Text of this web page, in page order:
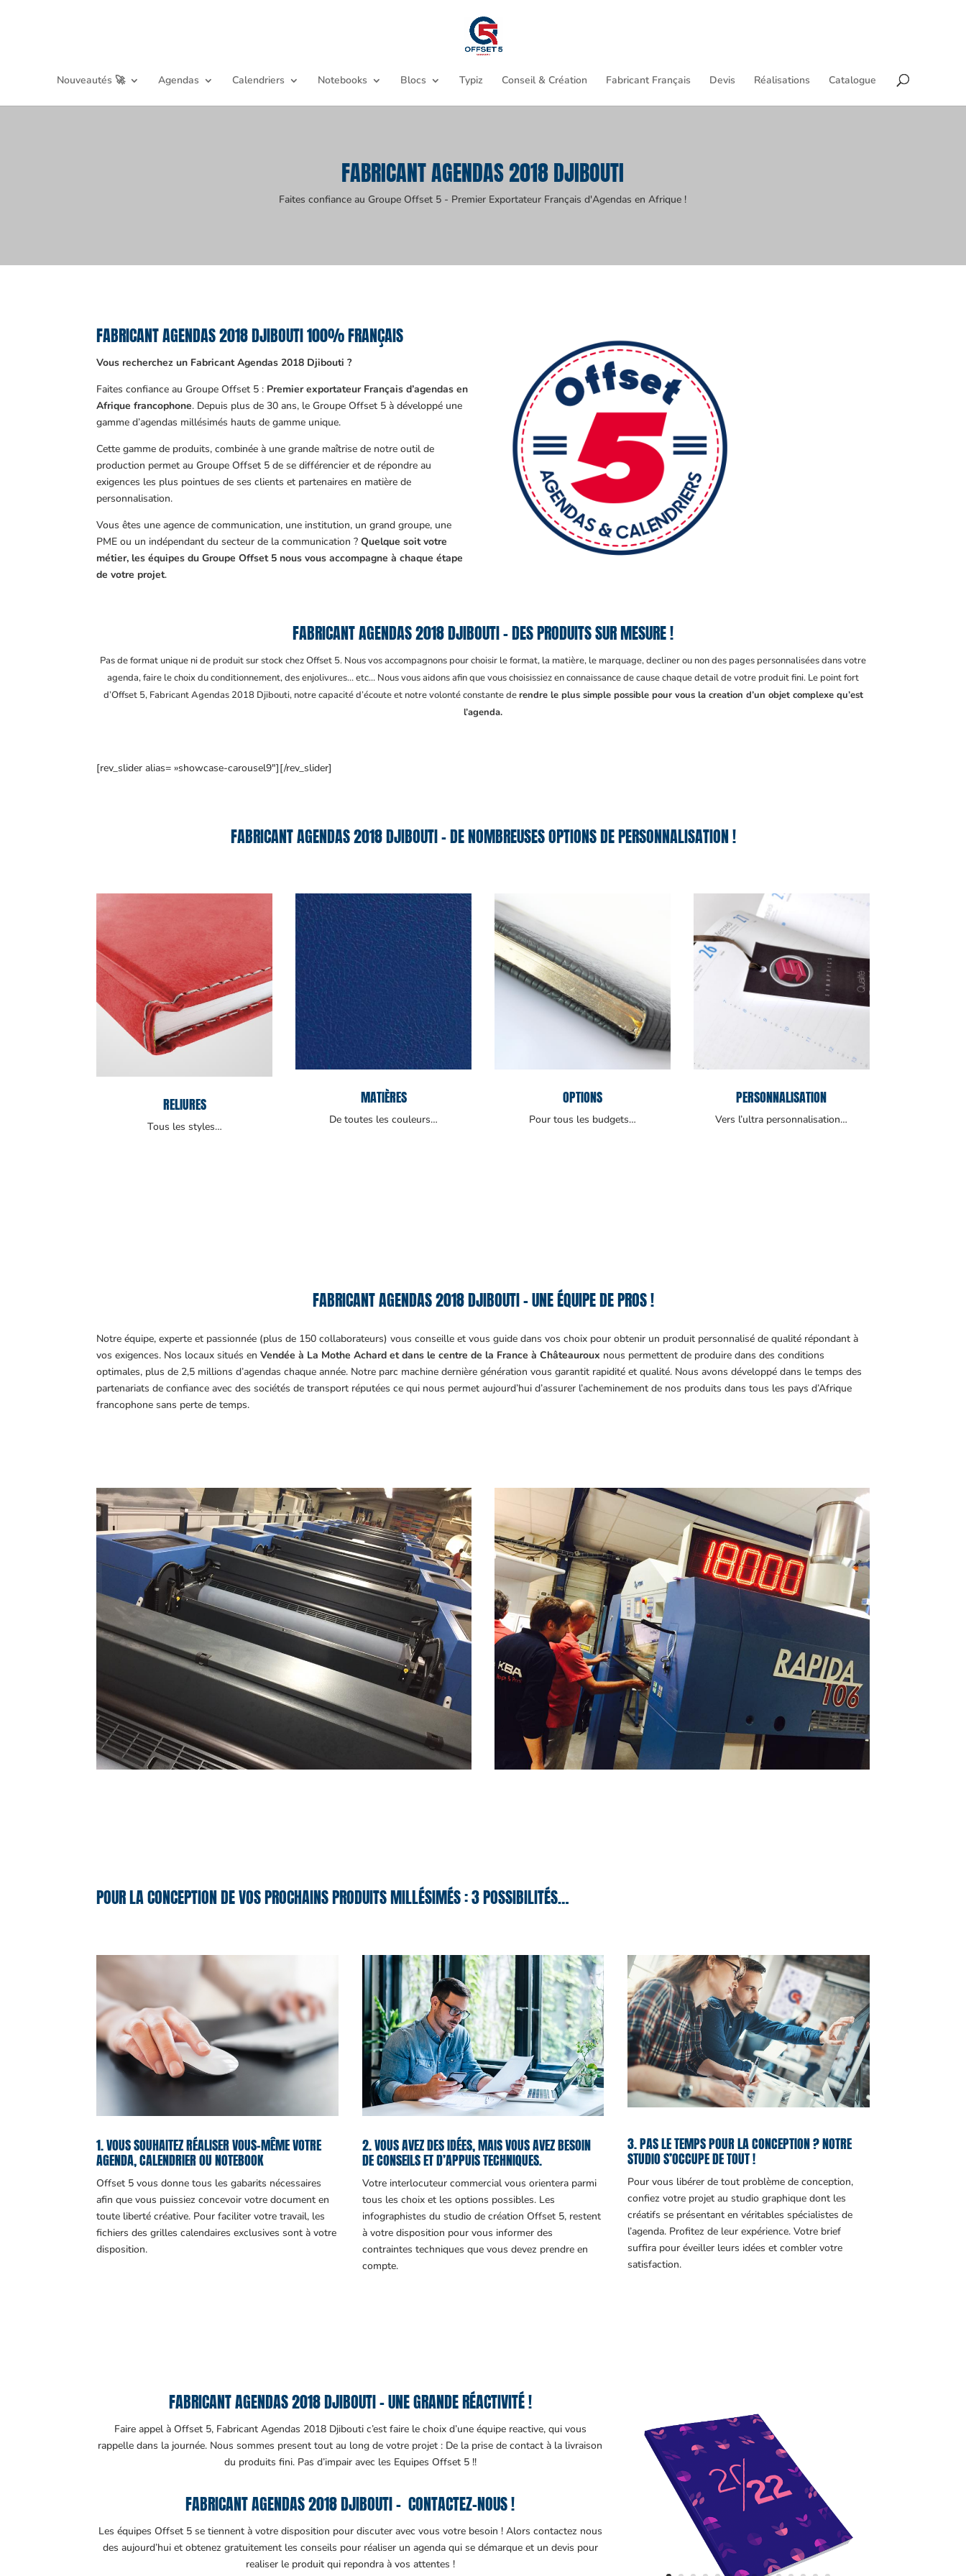
Nouveautés 🚀 Agendas Calendriers Notebooks Blocs Typiz Conseil & Création Fabricant Français Devis Réalisations Catalogue
FABRICANT AGENDAS 2018 DJIBOUTI
Faites confiance au Groupe Offset 5 - Premier Exportateur Français d'Agendas en Afrique !
FABRICANT AGENDAS 2018 DJIBOUTI 100% FRANÇAIS
Vous recherchez un Fabricant Agendas 2018 Djibouti ?
Faites confiance au Groupe Offset 5 : Premier exportateur Français d’agendas en
Afrique francophone. Depuis plus de 30 ans, le Groupe Offset 5 à développé une
gamme d’agendas millésimés hauts de gamme unique.
Cette gamme de produits, combinée à une grande maîtrise de notre outil de
production permet au Groupe Offset 5 de se différencier et de répondre au
exigences les plus pointues de ses clients et partenaires en matière de
personnalisation.
Vous êtes une agence de communication, une institution, un grand groupe, une
PME ou un indépendant du secteur de la communication ?Quelque soit votre
métier, les équipes du Groupe Offset 5 nous vous accompagne à chaque étape
de votre projet.
FABRICANT AGENDAS 2018 DJIBOUTI – DES PRODUITS SUR MESURE !
Pas de format unique ni de produit sur stock chez Offset 5. Nous vos accompagnons pour choisir le format, la matière, le marquage, decliner ou non des pages personnalisées dans votre
agenda, faire le choix du conditionnement, des enjolivures… etc… Nous vous aidons afin que vous choisissiez en connaissance de cause chaque detail de votre produit fini. Le point fort
d’Offset 5, Fabricant Agendas 2018 Djibouti, notre capacité d’écoute et notre volonté constante derendre le plus simple possible pour vous la creation d’un objet complexe qu’est
l’agenda.
[rev_slider alias= »showcase-carousel9″][/rev_slider]
FABRICANT AGENDAS 2018 DJIBOUTI – DE NOMBREUSES OPTIONS DE PERSONNALISATION !
RELIURES
Tous les styles…
MATIÈRES
De toutes les couleurs…
OPTIONS
Pour tous les budgets…
PERSONNALISATION
Vers l’ultra personnalisation…
FABRICANT AGENDAS 2018 DJIBOUTI – UNE ÉQUIPE DE PROS !
Notre équipe, experte et passionnée (plus de 150 collaborateurs) vous conseille et vous guide dans vos choix pour obtenir un produit personnalisé de qualité répondant à
vos exigences. Nos locaux situés enVendée à La Mothe Achard et dans le centre de la France à Châteauroux nous permettent de produire dans des conditions
optimales, plus de 2,5 millions d’agendas chaque année. Notre parc machine dernière génération vous garantit rapidité et qualité. Nous avons développé dans le temps des
partenariats de confiance avec des sociétés de transport réputées ce qui nous permet aujourd’hui d’assurer l’acheminement de nos produits dans tous les pays d’Afrique
francophone sans perte de temps.
POUR LA CONCEPTION DE VOS PROCHAINS PRODUITS MILLÉSIMÉS : 3 POSSIBILITÉS…
1. VOUS SOUHAITEZ RÉALISER VOUS-MÊME VOTRE
AGENDA, CALENDRIER OU NOTEBOOK
Offset 5 vous donne tous les gabarits nécessaires
afin que vous puissiez concevoir votre document en
toute liberté créative. Pour faciliter votre travail, les
fichiers des grilles calendaires exclusives sont à votre
disposition.
2. VOUS AVEZ DES IDÉES, MAIS VOUS AVEZ BESOIN
DE CONSEILS ET D’APPUIS TECHNIQUES.
Votre interlocuteur commercial vous orientera parmi
tous les choix et les options possibles. Les
infographistes du studio de création Offset 5, restent
à votre disposition pour vous informer des
contraintes techniques que vous devez prendre en
compte.
3. PAS LE TEMPS POUR LA CONCEPTION ? NOTRE
STUDIO S’OCCUPE DE TOUT !
Pour vous libérer de tout problème de conception,
confiez votre projet au studio graphique dont les
créatifs se présentant en véritables spécialistes de
l’agenda. Profitez de leur expérience. Votre brief
suffira pour éveiller leurs idées et combler votre
satisfaction.
FABRICANT AGENDAS 2018 DJIBOUTI – UNE GRANDE RÉACTIVITÉ !
Faire appel à Offset 5, Fabricant Agendas 2018 Djibouti c’est faire le choix d’une équipe reactive, qui vous
rappelle dans la journée. Nous sommes present tout au long de votre projet : De la prise de contact à la livraison
du produits fini. Pas d’impair avec les Equipes Offset 5 !!
FABRICANT AGENDAS 2018 DJIBOUTI – CONTACTEZ-NOUS !
Les équipes Offset 5 se tiennent à votre disposition pour discuter avec vous votre besoin ! Alors contactez nous
des aujourd’hui et obtenez gratuitement les conseils pour réaliser un agenda qui se démarque et un devis pour
realiser le produit qui repondra à vos attentes !